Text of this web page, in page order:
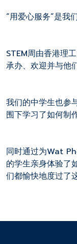
“用爱心服务”是我
STEM周由香港理
承办、欢迎并与他
我们的中学生也参
围下学习了如何制
同时通过为Wat
的学生亲身体验了
们都愉快地度过了